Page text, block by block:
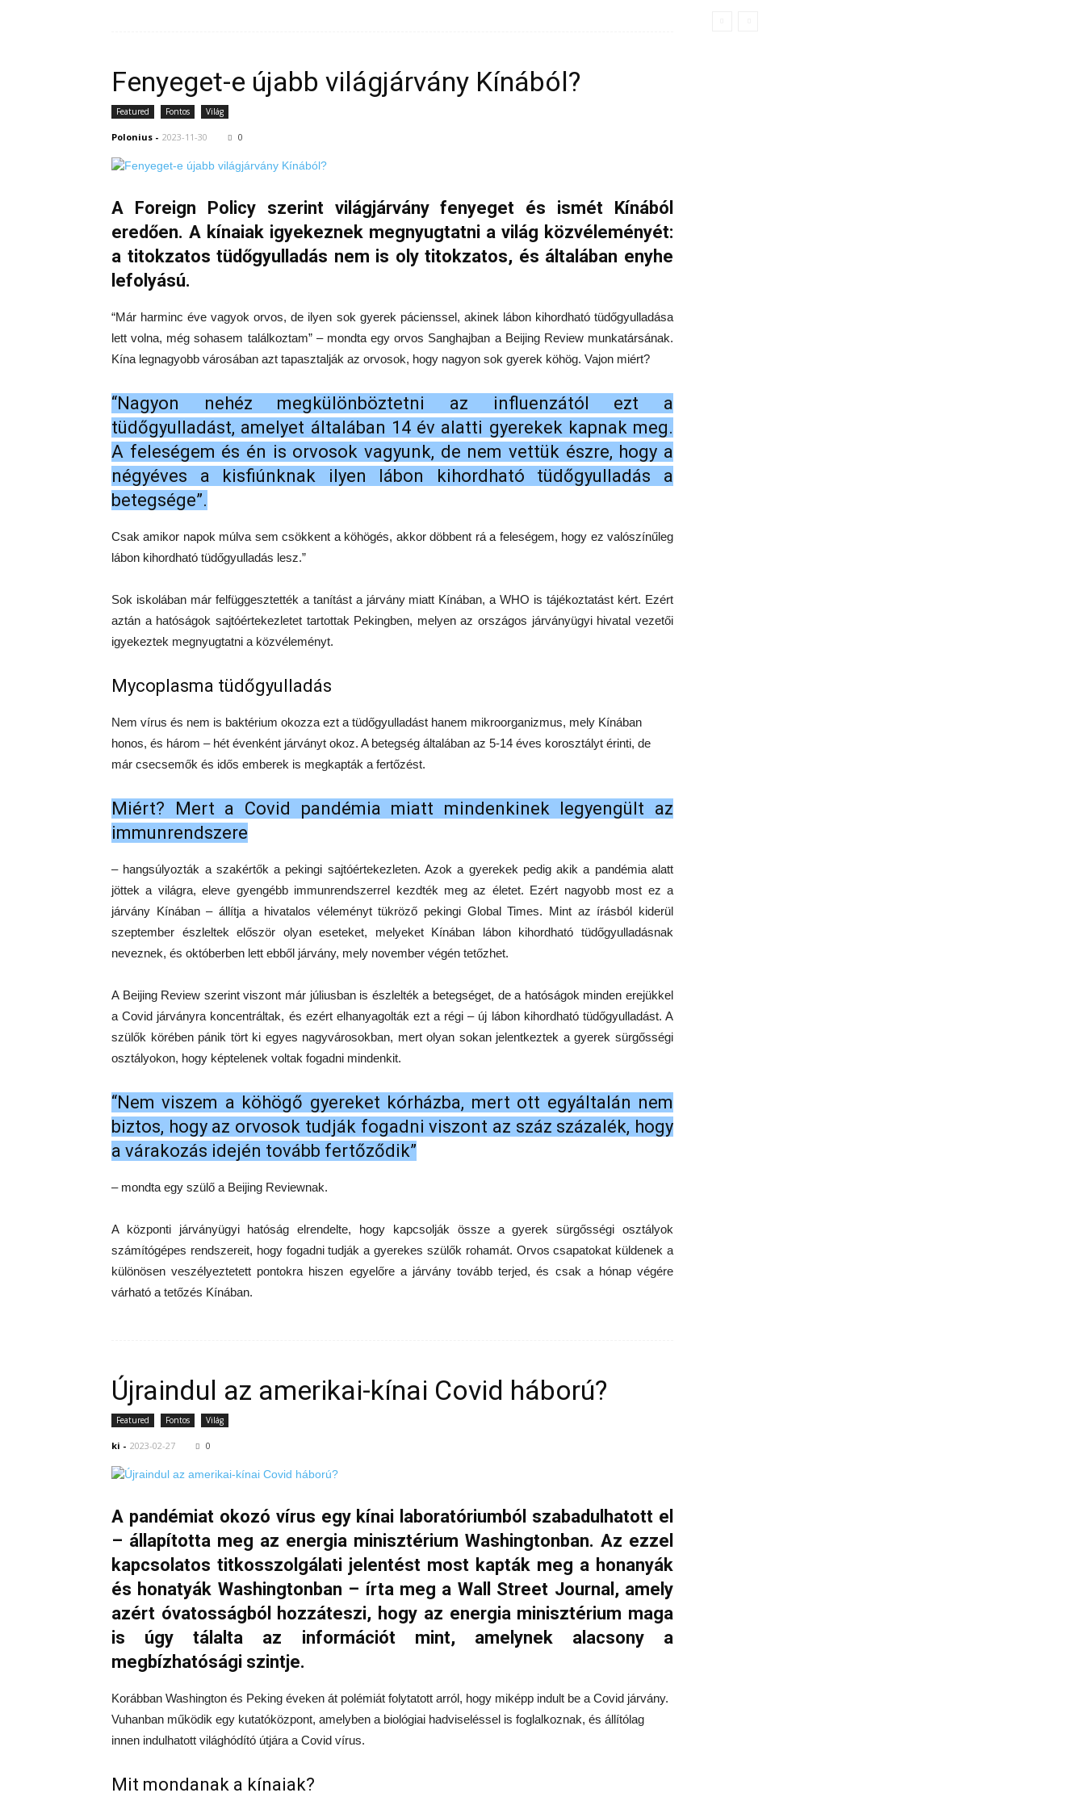
Fenyeget-e újabb világjárvány Kínából?
Featured Fontos Világ
Polonius - 2023-11-30 0
A Foreign Policy szerint világjárvány fenyeget és ismét Kínából
eredően. A kínaiak igyekeznek megnyugtatni a világ közvéleményét:
a titokzatos tüdőgyulladás nem is oly titokzatos, és általában enyhe
lefolyású.
“Már harminc éve vagyok orvos, de ilyen sok gyerek pácienssel, akinek lábon kihordható tüdőgyulladása
lett volna, még sohasem találkoztam” – mondta egy orvos Sanghajban a Beijing Review munkatársának.
Kína legnagyobb városában azt tapasztalják az orvosok, hogy nagyon sok gyerek köhög. Vajon miért?
“Nagyon nehéz megkülönböztetni az influenzától ezt a
tüdőgyulladást, amelyet általában 14 év alatti gyerekek kapnak meg.
A feleségem és én is orvosok vagyunk, de nem vettük észre, hogy a
négyéves a kisfiúnknak ilyen lábon kihordható tüdőgyulladás a
betegsége”.
Csak amikor napok múlva sem csökkent a köhögés, akkor döbbent rá a feleségem, hogy ez valószínűleg
lábon kihordható tüdőgyulladás lesz.”
Sok iskolában már felfüggesztették a tanítást a járvány miatt Kínában, a WHO is tájékoztatást kért. Ezért
aztán a hatóságok sajtóértekezletet tartottak Pekingben, melyen az országos járványügyi hivatal vezetői
igyekeztek megnyugtatni a közvéleményt.
Mycoplasma tüdőgyulladás
Nem vírus és nem is baktérium okozza ezt a tüdőgyulladást hanem mikroorganizmus, mely Kínában
honos, és három – hét évenként járványt okoz. A betegség általában az 5-14 éves korosztályt érinti, de
már csecsemők és idős emberek is megkapták a fertőzést.
Miért? Mert a Covid pandémia miatt mindenkinek legyengült az
immunrendszere
– hangsúlyozták a szakértők a pekingi sajtóértekezleten. Azok a gyerekek pedig akik a pandémia alatt
jöttek a világra, eleve gyengébb immunrendszerrel kezdték meg az életet. Ezért nagyobb most ez a
járvány Kínában – állítja a hivatalos véleményt tükröző pekingi Global Times. Mint az írásból kiderül
szeptember észleltek először olyan eseteket, melyeket Kínában lábon kihordható tüdőgyulladásnak
neveznek, és októberben lett ebből járvány, mely november végén tetőzhet.
A Beijing Review szerint viszont már júliusban is észlelték a betegséget, de a hatóságok minden erejükkel
a Covid járványra koncentráltak, és ezért elhanyagolták ezt a régi – új lábon kihordható tüdőgyulladást. A
szülők körében pánik tört ki egyes nagyvárosokban, mert olyan sokan jelentkeztek a gyerek sürgősségi
osztályokon, hogy képtelenek voltak fogadni mindenkit.
“Nem viszem a köhögő gyereket kórházba, mert ott egyáltalán nem
biztos, hogy az orvosok tudják fogadni viszont az száz százalék, hogy
a várakozás idején tovább fertőződik”
– mondta egy szülő a Beijing Reviewnak.
A központi járványügyi hatóság elrendelte, hogy kapcsolják össze a gyerek sürgősségi osztályok
számítógépes rendszereit, hogy fogadni tudják a gyerekes szülők rohamát. Orvos csapatokat küldenek a
különösen veszélyeztetett pontokra hiszen egyelőre a járvány tovább terjed, és csak a hónap végére
várható a tetőzés Kínában.
Újraindul az amerikai-kínai Covid háború?
Featured Fontos Világ
ki - 2023-02-27 0
A pandémiat okozó vírus egy kínai laboratóriumból szabadulhatott el
– állapította meg az energia minisztérium Washingtonban. Az ezzel
kapcsolatos titkosszolgálati jelentést most kapták meg a honanyák
és honatyák Washingtonban – írta meg a Wall Street Journal, amely
azért óvatosságból hozzáteszi, hogy az energia minisztérium maga
is úgy tálalta az információt mint, amelynek alacsony a
megbízhatósági szintje.
Korábban Washington és Peking éveken át polémiát folytatott arról, hogy miképp indult be a Covid járvány.
Vuhanban működik egy kutatóközpont, amelyben a biológiai hadviseléssel is foglalkoznak, és állítólag
innen indulhatott világhódító útjára a Covid vírus.
Mit mondanak a kínaiak?